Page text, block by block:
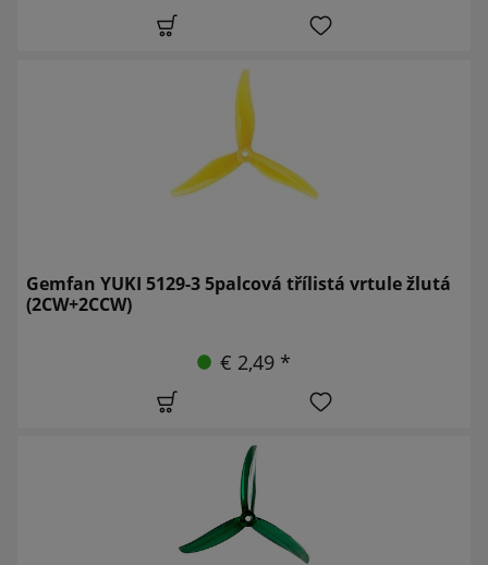
Gemfan YUKI 5129-3 5palcová třílistá vrtule žlutá
(2CW+2CCW)
€ 2,49 *